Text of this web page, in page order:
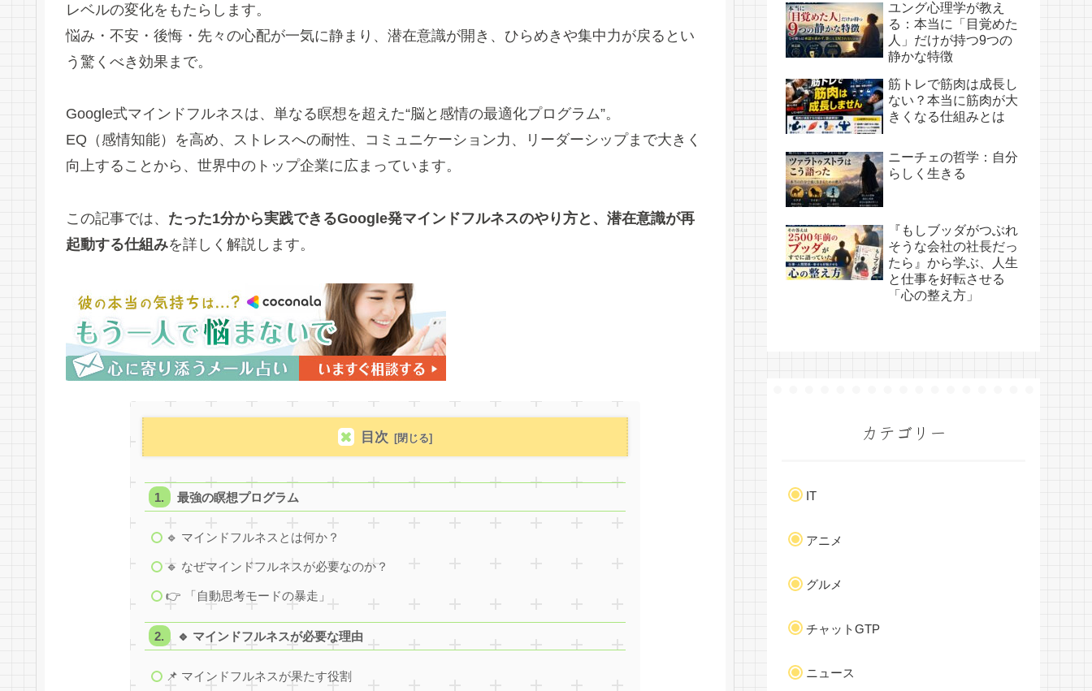
レベルの変化をもたらします。
悩み・不安・後悔・先々の心配が一気に静まり、潜在意識が開き、ひらめきや集中力が戻るとい
う驚くべき効果まで。
Google式マインドフルネスは、単なる瞑想を超えた“脳と感情の最適化プログラム”。
EQ（感情知能）を高め、ストレスへの耐性、コミュニケーション力、リーダーシップまで大きく
向上することから、世界中のトップ企業に広まっています。
この記事では、 たった1分から実践できるGoogle発マインドフルネスのやり方と、潜在意識が再
起動する仕組みを詳しく解説します。
目次
最強の瞑想プログラム
🔹 マインドフルネスとは何か？
🔹 なぜマインドフルネスが必要なのか？
👉 「自動思考モードの暴走」
🔹 マインドフルネスが必要な理由
📌 マインドフルネスが果たす役割
ユング心理学が教え
る：本当に「目覚めた
人」だけが持つ9つの
静かな特徴
筋トレで筋肉は成長し
ない？本当に筋肉が大
きくなる仕組みとは
ニーチェの哲学：自分
らしく生きる
『もしブッダがつぶれ
そうな会社の社長だっ
たら』から学ぶ、人生
と仕事を好転させる
「心の整え方」
カテゴリー
IT
アニメ
グルメ
チャットGTP
ニュース